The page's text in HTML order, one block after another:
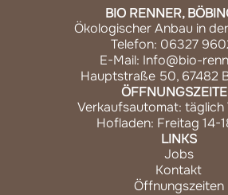
BIO RENNER,
Ökologischer Anbau in
Telefon: 06327
E-Mail: Info@bio-
Hauptstraße 50, 67482
Verkaufsautomat:
Hofladen: Freitag 14-
LINKS
Jobs
Kontakt
Öffnungszeiten